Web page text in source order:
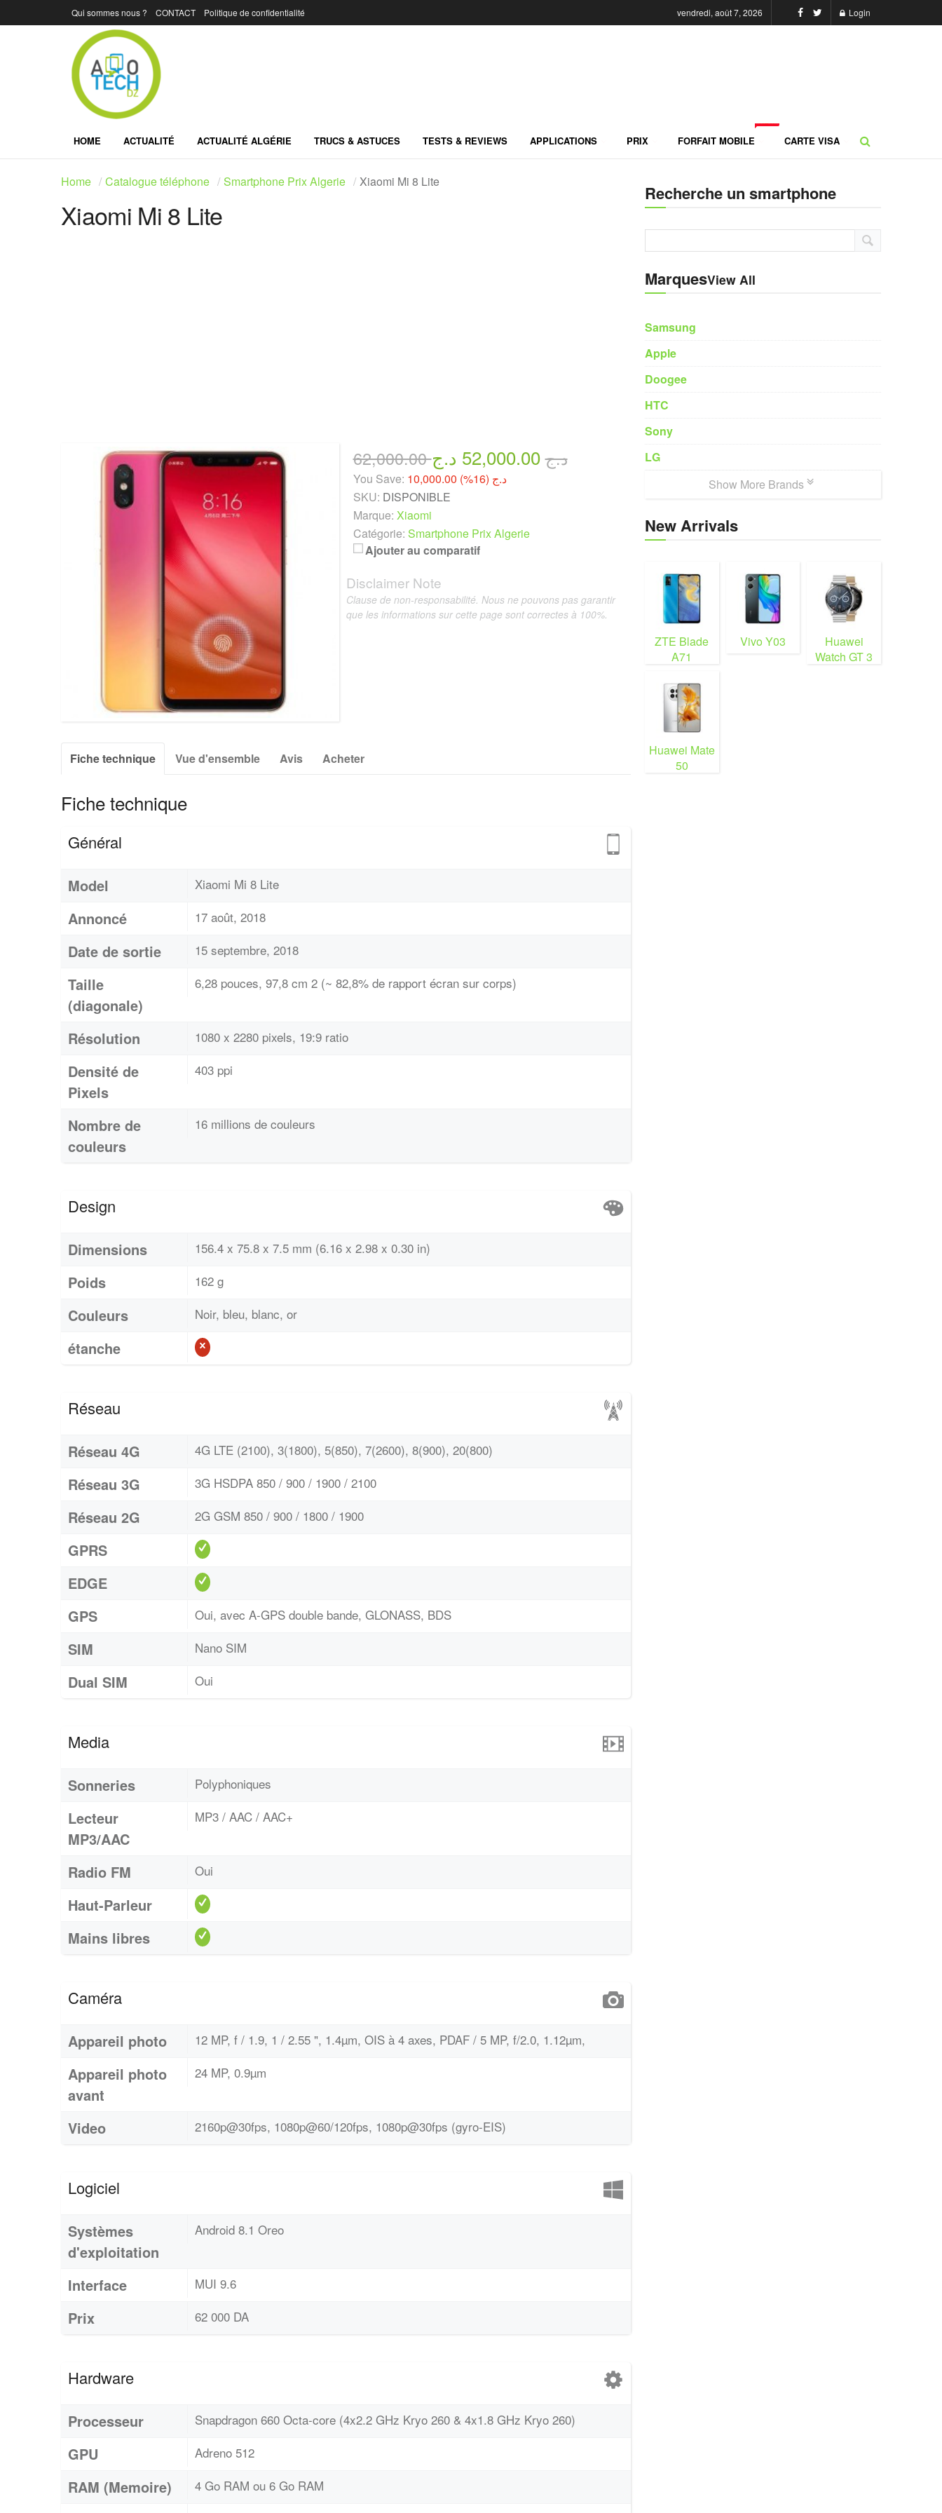
Qui sommes nous ? CONTACT Politique de confidentialité vendredi, août 7, 2026 Login
HOME ACTUALITÉ ACTUALITÉ ALGÉRIE TRUCS & ASTUCES TESTS & REVIEWS APPLICATIONS PRIX FORFAIT MOBILE CARTE VISA
Home Catalogue téléphone Smartphone Prix Algerie Xiaomi Mi 8 Lite
Xiaomi Mi 8 Lite
62,000.00 د.ج52,000.00 د.ج
You Save:
10,000.00 د.ج (16%)
SKU: DISPONIBLE
Marque: Xiaomi
Catégorie: Smartphone Prix Algerie
Ajouter au comparatif
Fiche technique Vue d'ensemble Avis Acheter
Fiche technique
Général
Model Xiaomi Mi 8 Lite
Annoncé 17 août, 2018
Date de sortie 15 septembre, 2018
Taille
(diagonale)
6,28 pouces, 97,8 cm 2 (~ 82,8% de rapport écran sur corps)
Résolution 1080 x 2280 pixels, 19:9 ratio
Densité de
Pixels
403 ppi
Nombre de
couleurs
16 millions de couleurs
Design
Dimensions 156.4 x 75.8 x 7.5 mm (6.16 x 2.98 x 0.30 in)
Poids 162 g
Couleurs Noir, bleu, blanc, or
étanche
Réseau
Réseau 4G 4G LTE (2100), 3(1800), 5(850), 7(2600), 8(900), 20(800)
Réseau 3G 3G HSDPA 850 / 900 / 1900 / 2100
Réseau 2G 2G GSM 850 / 900 / 1800 / 1900
GPRS
EDGE
GPS
Oui, avec A-GPS double bande, GLONASS, BDS
SIM Nano SIM
Dual SIM Oui
Media
Sonneries Polyphoniques
Lecteur
MP3/AAC
MP3 / AAC / AAC+
Radio FM Oui
Haut-Parleur
Mains libres
Caméra
Appareil photo 12 MP, f / 1.9, 1 / 2.55 ", 1.4µm, OIS à 4 axes, PDAF / 5 MP, f/2.0, 1.12µm,
Appareil photo
avant
24 MP, 0.9µm
Video 2160p@30fps, 1080p@60/120fps, 1080p@30fps (gyro-EIS)
Logiciel
Systèmes
d'exploitation
Android 8.1 Oreo
Interface MUI 9.6
Prix 62 000 DA
Hardware
Processeur Snapdragon 660 Octa-core (4x2.2 GHz Kryo 260 & 4x1.8 GHz Kryo 260)
GPU Adreno 512
RAM (Memoire) 4 Go RAM ou 6 Go RAM
Disclaimer Note
Clause de non-responsabilité. Nous ne pouvons pas garantir
que les informations sur cette page sont correctes à 100%.
Recherche un smartphone
MarquesView All
Samsung
Apple
Doogee
HTC
Sony
LG
Show More Brands
New Arrivals
ZTE Blade
A71
Vivo Y03
Huawei
Watch GT 3
Huawei Mate
50